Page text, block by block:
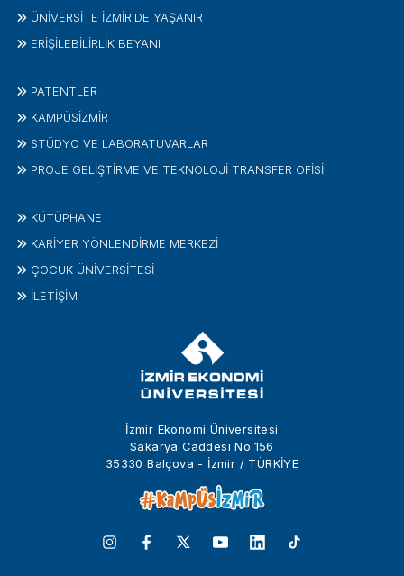
İzmir Ekonomi Üniversitesi
Sakarya Caddesi No:156
35330 Balçova - İzmir / TÜRKİYE
ÜNİVERSİTE İZMİR'DE YAŞANIR
ERİŞİLEBİLİRLİK BEYANI
PATENTLER
KAMPÜSİZMIR
STÜDYO VE LABORATUVARLAR
PROJE GELIŞTIRME VE TEKNOLOJI TRANSFER OFISI
KÜTÜPHANE
KARİYER YÖNLENDİRME MERKEZİ
ÇOCUK ÜNIVERSITESI
İLETIŞIM